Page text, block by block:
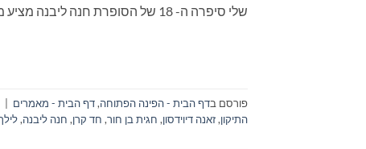
שלי סיפרה ה- 18 של הסופרת חנה ליבנה מציע מבט אחר על התקופה הכי חשוכה […]
פורסם בדף הבית - הפינה הפתוחה,דף הבית - מאמרים
התיקון,זאנה דיוידסון, חגית בן חור, חד קרן, חנה ליבנה,